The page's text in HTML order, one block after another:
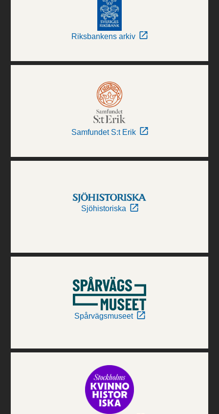
Riksbankens arkiv
Samfundet S:t Erik
Sjöhistoriska
Spårvägsmuseet